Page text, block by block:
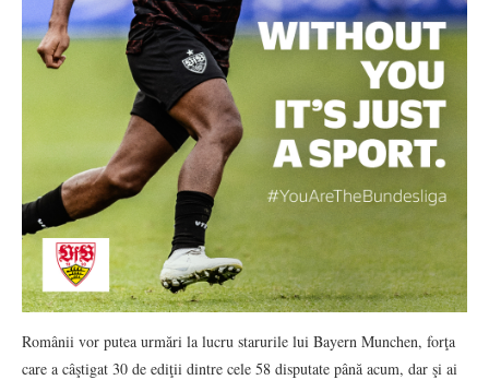
Românii vor putea urmări la lucru starurile lui Bayern Munchen, forţa
care a câştigat 30 de ediţii dintre cele 58 disputate până acum, dar şi ai